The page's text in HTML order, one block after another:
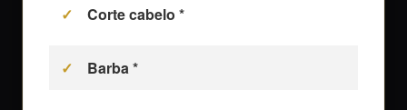
Corte cabelo *
Barba *